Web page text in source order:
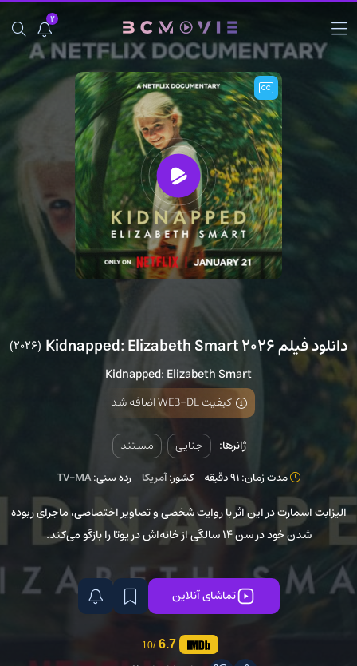
2
دانلود فیلم Kidnapped: Elizabeth Smart 2026 (2026)
Kidnapped: Elizabeth Smart
کیفیت WEB-DL اضافه شد
ژانرها: جنایی مستند
مدت زمان: 91 دقیقه کشور:آمریکا رده سنی:TV-MA
الیزابت اسمارت در این اثر با روایت شخصی و تصاویر اختصاصی، ماجرای ربوده
شدن خود در سن ۱۴ سالگی از خانه‌اش در یوتا را بازگو می‌کند.
تماشای آنلاین
6.7
/10